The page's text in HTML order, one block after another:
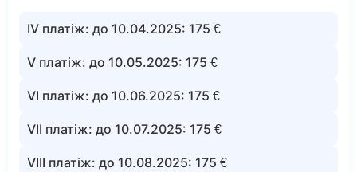
IV платіж: до 10.04.2025: 175 €
V платіж: до 10.05.2025: 175 €
VI платіж: до 10.06.2025: 175 €
VII платіж: до 10.07.2025: 175 €
VIII платіж: до 10.08.2025: 175 €